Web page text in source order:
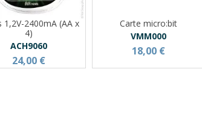
1,2V-2400mA (AA x
4)
ACH9060
24,00 €
Carte micro:bit
VMM000
18,00 €